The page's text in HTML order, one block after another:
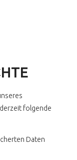
folgende
Daten